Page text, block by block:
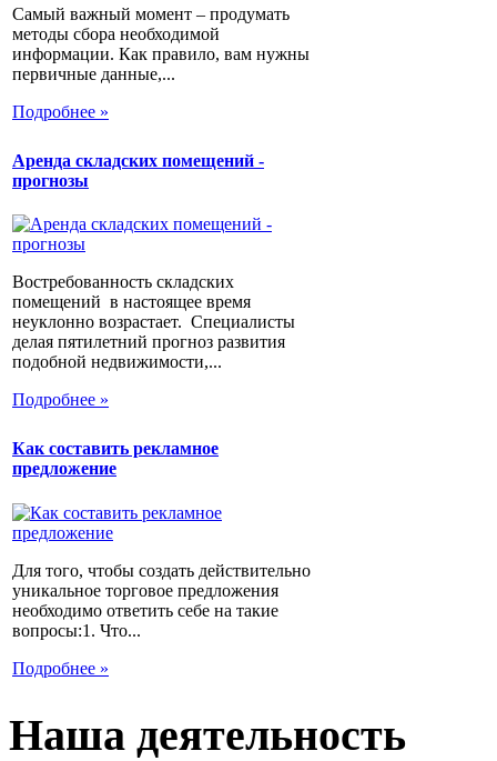
Самый важный момент – продумать
методы сбора необходимой
информации. Как правило, вам нужны
первичные данные,...
Подробнее »
Аренда складских помещений -
прогнозы
Востребованность складских
помещений в настоящее время
неуклонно возрастает. Специалисты
делая пятилетний прогноз развития
подобной недвижимости,...
Подробнее »
Как составить рекламное
предложение
Для того, чтобы создать действительно
уникальное торговое предложения
необходимо ответить себе на такие
вопросы:1. Что...
Подробнее »
Наша деятельность